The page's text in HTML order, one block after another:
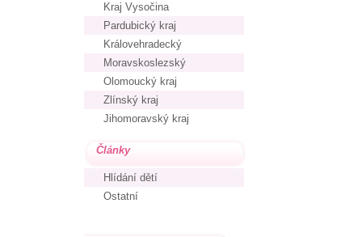
Kraj Vysočina
Pardubický kraj
Královehradecký
Moravskoslezský
Olomoucký kraj
Zlínský kraj
Jihomoravský kraj
Články
Hlídání dětí
Ostatní